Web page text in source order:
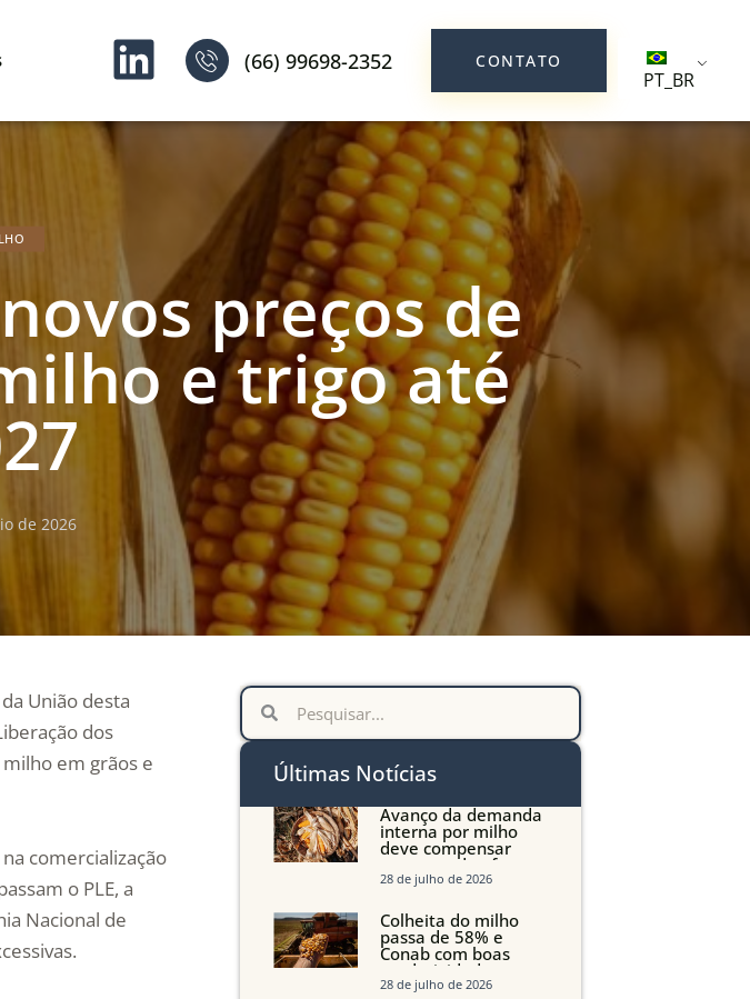
(66) 99698-2352 CONTATO
PT_BR
preços de
e trigo até
de 2026
União desta
dos
em grãos e
comercialização
o PLE, a
Nacional de
Últimas Notícias
Avanço da demanda
interna por milho
deve compensar
aumento da oferta
com safra recorde em
Imea
28 de julho de 2026
Colheita do milho
passa de 58% e
Conab com boas
produtividades em
Mato Grosso, mas
28 de julho de 2026